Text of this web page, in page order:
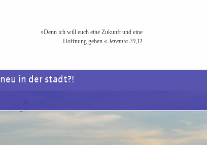
»Denn ich will euch eine Zukunft und eine
Hoffnung geben.« Jeremia 29,11
neu in der stadt?!